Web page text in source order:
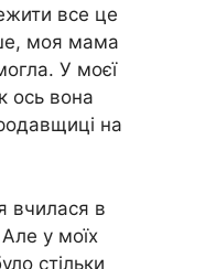
все це
моя мама
У моєї
ось вона
на
вчилася в
у моїх
стільки